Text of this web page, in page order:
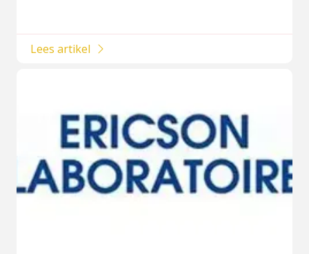
Lees artikel